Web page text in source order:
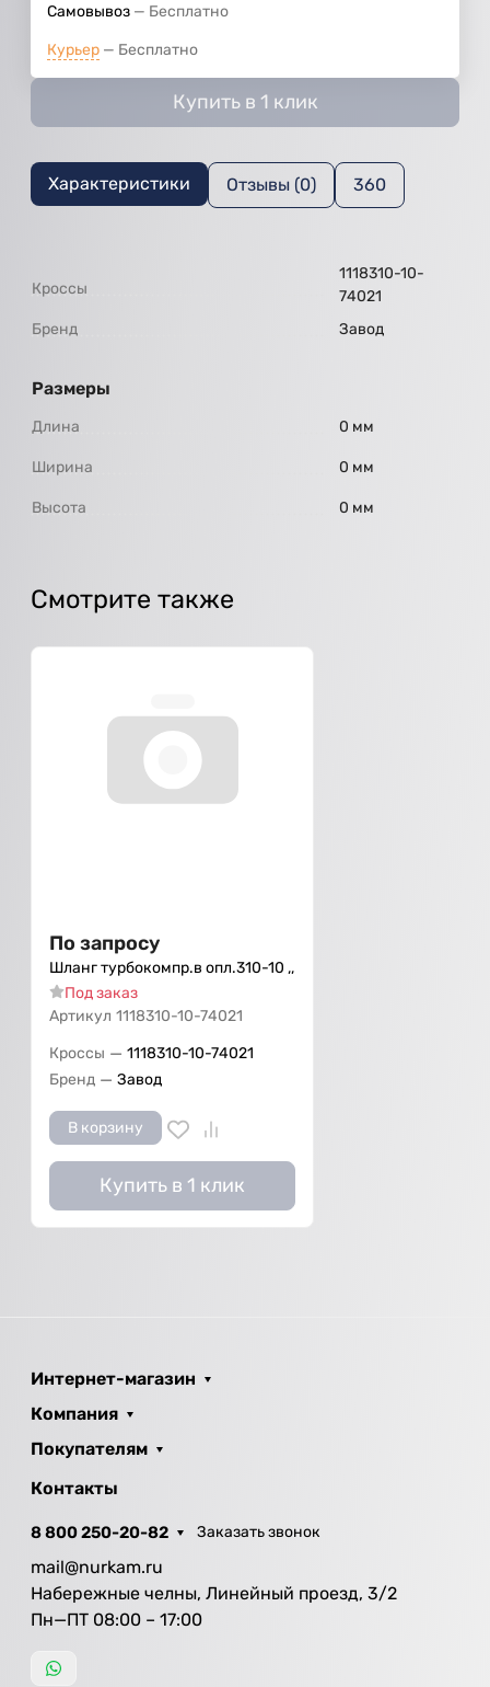
Самовывоз Бесплатно
Курьер Бесплатно
Купить в 1 клик
Характеристики Отзывы (0) 360
Кроссы
1118310-10-
74021
Бренд
Завод
Размеры
Длина 0 мм
Ширина 0 мм
Высота 0 мм
Смотрите также
По запросу
Шланг турбокомпр.в опл.310-10 ,,
Под заказ
Артикул 1118310-10-74021
Кроссы — 1118310-10-74021
Бренд — Завод
В корзину
Купить в 1 клик
Интернет-магазин
Компания
Покупателям
Контакты
8 800 250-20-82 Заказать звонок
mail@nurkam.ru
Набережные челны, Линейный проезд, 3/2
Пн—ПТ 08:00 – 17:00